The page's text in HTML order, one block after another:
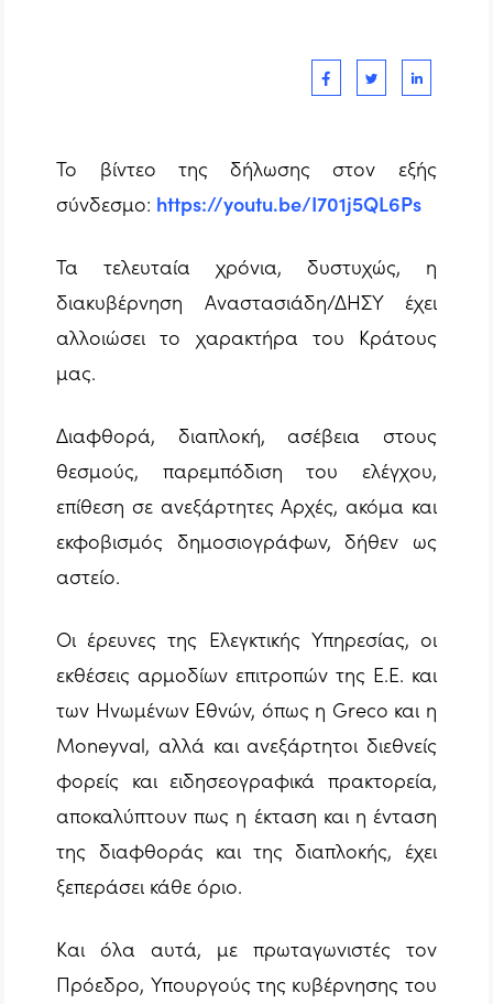
Το βίντεο της δήλωσης στον εξής
σύνδεσμο: https://youtu.be/I701j5QL6Ps
Τα τελευταία χρόνια, δυστυχώς, η
διακυβέρνηση Αναστασιάδη/ΔΗΣΥ έχει
αλλοιώσει το χαρακτήρα του Κράτους
μας.
Διαφθορά, διαπλοκή, ασέβεια στους
θεσμούς, παρεμπόδιση του ελέγχου,
επίθεση σε ανεξάρτητες Αρχές, ακόμα και
εκφοβισμός δημοσιογράφων, δήθεν ως
αστείο.
Οι έρευνες της Ελεγκτικής Υπηρεσίας, οι
εκθέσεις αρμοδίων επιτροπών της Ε.Ε. και
των Ηνωμένων Εθνών, όπως η Greco και η
Moneyval, αλλά και ανεξάρτητοι διεθνείς
φορείς και ειδησεογραφικά πρακτορεία,
αποκαλύπτουν πως η έκταση και η ένταση
της διαφθοράς και της διαπλοκής, έχει
ξεπεράσει κάθε όριο.
Και όλα αυτά, με πρωταγωνιστές τον
Πρόεδρο, Υπουργούς της κυβέρνησης του